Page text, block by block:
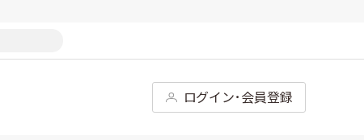
ログイン･会員登録